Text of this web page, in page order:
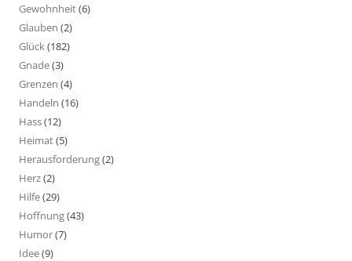
Gewohnheit(6)
Glauben (2)
Glück(182)
Gnade(3)
Grenzen (4)
Handeln (16)
Hass(12)
Heimat(5)
Herausforderung(2)
Herz(2)
Hilfe(29)
Hoffnung(43)
Humor(7)
Idee(9)